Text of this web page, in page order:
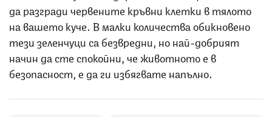
да разгради червените кръвни клетки в тялото
на вашето куче. В малки количества обикновено
тези зеленчуци са безвредни, но най-добрият
начин да сте спокойни, че животното е в
безопасност, е да ги избягвате напълно.